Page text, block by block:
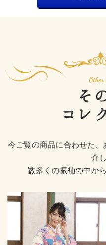
そ
コレ
今ご覧の商品に合わせた
介
数多くの振袖の中か